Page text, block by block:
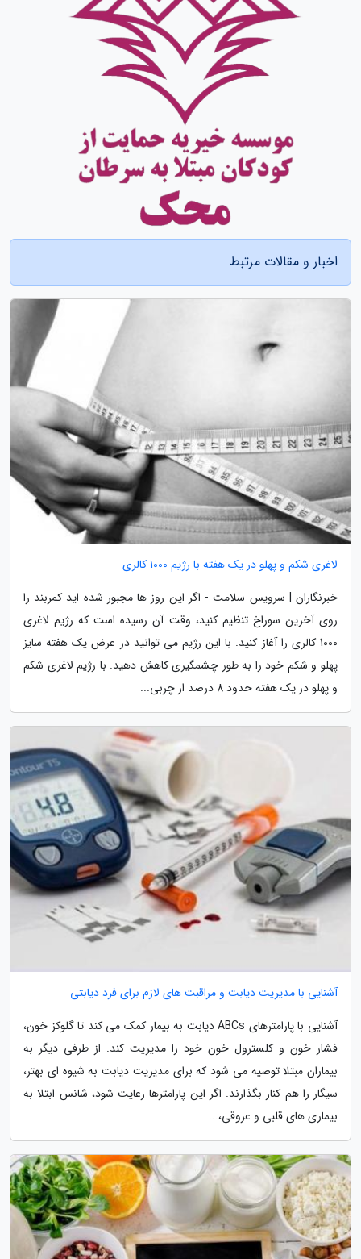
اخبار و مقالات مرتبط
لاغری شکم و پهلو در یک هفته با رژیم 1000 کالری
خبرنگاران | سرویس سلامت - اگر این روز ها مجبور شده اید کمربند را
روی آخرین سوراخ تنظیم کنید، وقت آن رسیده است که رژیم لاغری
1000 کالری را آغاز کنید. با این رژیم می توانید در عرض یک هفته سایز
پهلو و شکم خود را به طور چشمگیری کاهش دهید. با رژیم لاغری شکم
و پهلو در یک هفته حدود 8 درصد از چربی...
آشنایی با مدیریت دیابت و مراقبت های لازم برای فرد دیابتی
آشنایی با پارامترهای ABCs دیابت به بیمار کمک می کند تا گلوکز خون،
فشار خون و کلسترول خون خود را مدیریت کند. از طرفی دیگر به
بیماران مبتلا توصیه می شود که برای مدیریت دیابت به شیوه ای بهتر،
سیگار را هم کنار بگذارند. اگر این پارامترها رعایت شود، شانس ابتلا به
بیماری های قلبی و عروقی،...